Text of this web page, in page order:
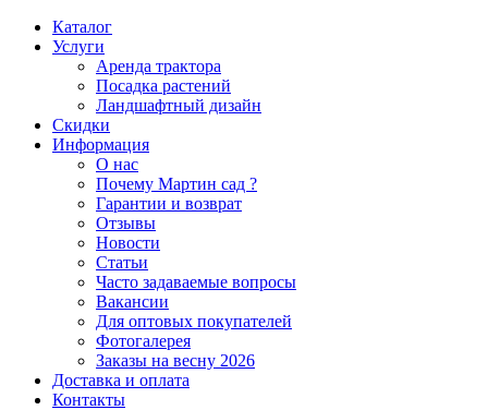
Каталог
Услуги
Аренда трактора
Посадка растений
Ландшафтный дизайн
Скидки
Информация
О нас
Почему Мартин сад ?
Гарантии и возврат
Отзывы
Новости
Статьи
Часто задаваемые вопросы
Вакансии
Для оптовых покупателей
Фотогалерея
Заказы на весну 2026
Доставка и оплата
Контакты